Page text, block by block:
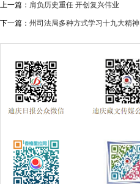
上一篇： 肩负历史重任 开创复兴伟业
下一篇： 州司法局多种方式学习十九大精神